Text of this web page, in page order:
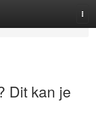
Dit kan je